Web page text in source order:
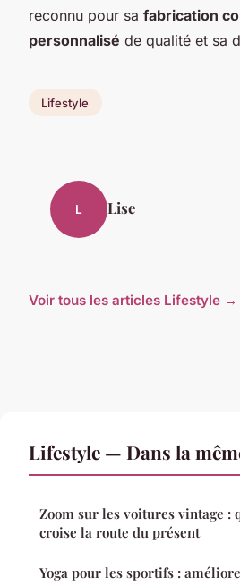
reconnu pour sa fabrication
personnalisé de qualité et sa
Lifestyle
L Lise
Voir tous les articles Lifestyle →
Lifestyle — Dans la
Zoom sur les voitures vintage :
croise la route du présent
Yoga pour les sportifs :